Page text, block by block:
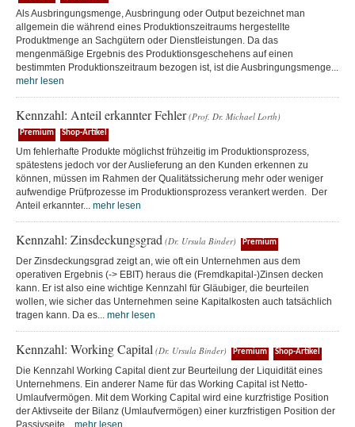
Als Ausbringungsmenge, Ausbringung oder Output bezeichnet man
allgemein die während eines Produktionszeitraums hergestellte
Produktmenge an Sachgütern oder Dienstleistungen. Da das
mengenmäßige Ergebnis des Produktionsgeschehens auf einen
bestimmten Produktionszeitraum bezogen ist, ist die Ausbringungsmenge...
mehr lesen
Kennzahl: Anteil erkannter Fehler (Prof. Dr. Michael Lorth)
Premium Shop-Artikel
Um fehlerhafte Produkte möglichst frühzeitig im Produktionsprozess,
spätestens jedoch vor der Auslieferung an den Kunden erkennen zu
können, müssen im Rahmen der Qualitätssicherung mehr oder weniger
aufwendige Prüfprozesse im Produktionsprozess verankert werden. Der
Anteil erkannter... mehr lesen
Kennzahl: Zinsdeckungsgrad (Dr. Ursula Binder) Premium
Der Zinsdeckungsgrad zeigt an, wie oft ein Unternehmen aus dem
operativen Ergebnis (-> EBIT) heraus die (Fremdkapital-)Zinsen decken
kann. Er ist also eine wichtige Kennzahl für Gläubiger, die beurteilen
wollen, wie sicher das Unternehmen seine Kapitalkosten auch tatsächlich
tragen kann. Da es... mehr lesen
Kennzahl: Working Capital (Dr. Ursula Binder) Premium Shop-Artikel
Die Kennzahl Working Capital dient zur Beurteilung der Liquidität eines
Unternehmens. Ein anderer Name für das Working Capital ist Netto-
Umlaufvermögen. Mit dem Working Capital wird eine kurzfristige Position
der Aktivseite der Bilanz (Umlaufvermögen) einer kurzfristigen Position der
Passivseite... mehr lesen